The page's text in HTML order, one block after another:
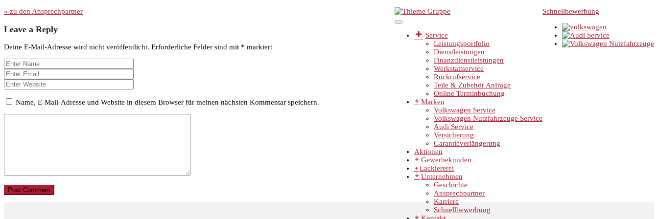
Schnellbewerbung
Service
Leistungsportfolio
Dienstleistungen
Finanzdienstleistungen
Werkstattservice
Rückrufservice
Teile & Zubehör Anfrage
Online Terminbuchung
Marken
Volkswagen Service
Volkswagen Nutzfahrzeuge Service
Audi Service
Versicherung
Garantieverlängerung
Aktionen
Gewerbekunden
Lackiererei
Unternehmen
Geschichte
Ansprechpartner
Karriere
Schnellbewerbung
» zu den Ansprechpartner
Leave a Reply
Deine E-Mail-Adresse wird nicht veröffentlicht. Erforderliche Felder sind mit * markiert
Name, E-Mail-Adresse und Website in diesem Browser für meinen nächsten Kommentar speichern.